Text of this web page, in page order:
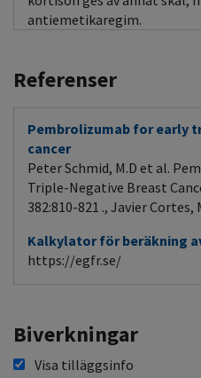
antiemetikaregim.
Referenser
Pembrolizumab for early
cancer
Peter Schmid, M.D et al.
Triple-Negative Breast
382:810-821 ., Javier Cortes,
Kalkylator för beräkning
https://egfr.se/
Biverkningar
Visa tilläggsinfo